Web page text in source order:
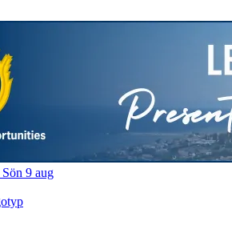
Sön 9 aug